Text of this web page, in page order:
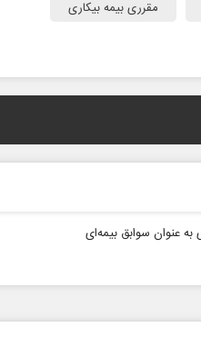
مقرری بیمه بیکاری
عنوان سوابق بیمه‌ای